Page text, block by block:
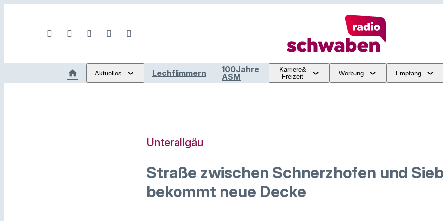
Aktuelles Lechflimmern
100Jahre
ASM
Karriere&
Freizeit
Werbung Empfang
Unterallgäu
Straße zwischen Schnerzhofen und
bekommt neue Decke